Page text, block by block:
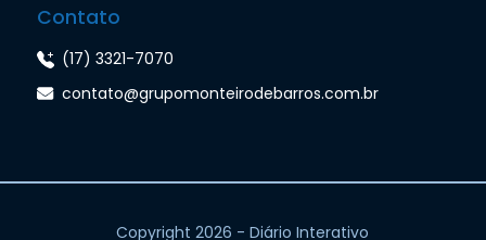
Contato
(17) 3321-7070
contato@grupomonteirodebarros.com.br
Copyright 2026 - Diário Interativo